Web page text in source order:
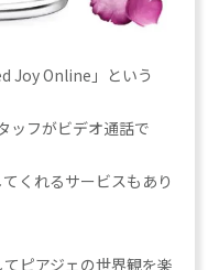
Joy Online」という
ッフがビデオ通話で
くれるサービスもあり
ピアジェの世界観を楽